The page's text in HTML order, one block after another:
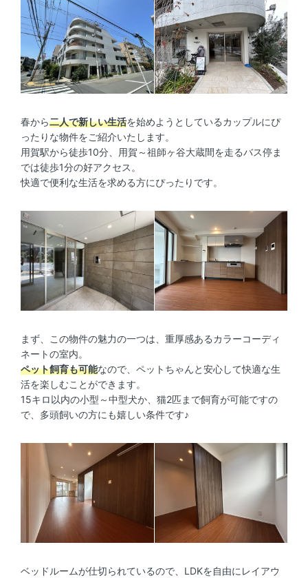
春から二人で新しい生活を始めようとしているカップルにぴ
ったりな物件をご紹介いたします。
用賀駅から徒歩10分、用賀～祖師ヶ谷大蔵間を走るバス停ま
では徒歩1分の好アクセス。
快適で便利な生活を求める方にぴったりです。
まず、この物件の魅力の一つは、重厚感あるカラーコーディ
ネートの室内。
ペット飼育も可能なので、ペットちゃんと安心して快適な生
活を楽しむことができます。
15キロ以内の小型～中型犬か、猫2匹まで飼育が可能ですの
で、多頭飼いの方にも嬉しい条件です♪
ベッドルームが仕切られているので、LDKを自由にレイアウ